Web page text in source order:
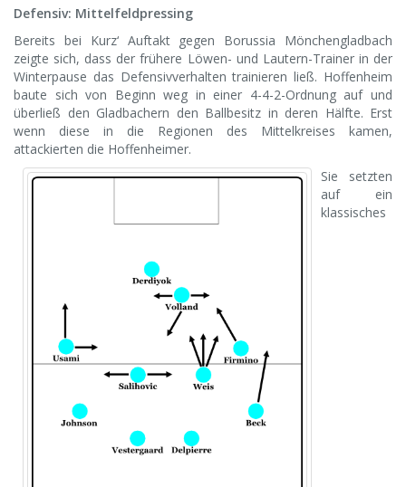
Defensiv: Mittelfeldpressing
Bereits bei Kurz‘ Auftakt gegen Borussia Mönchengladbach
zeigte sich, dass der frühere Löwen- und Lautern-Trainer in der
Winterpause das Defensivverhalten trainieren ließ. Hoffenheim
baute sich von Beginn weg in einer 4-4-2-Ordnung auf und
überließ den Gladbachern den Ballbesitz in deren Hälfte. Erst
wenn diese in die Regionen des Mittelkreises kamen,
attackierten die Hoffenheimer.
Sie setzten
auf ein
klassisches